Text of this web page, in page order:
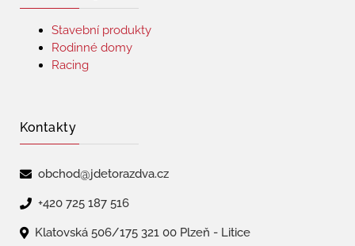
Stavební produkty
Rodinné domy
Racing
Kontakty
obchod@jdetorazdva.cz
+420 725 187 516
Klatovská 506/175 321 00 Plzeň - Litice